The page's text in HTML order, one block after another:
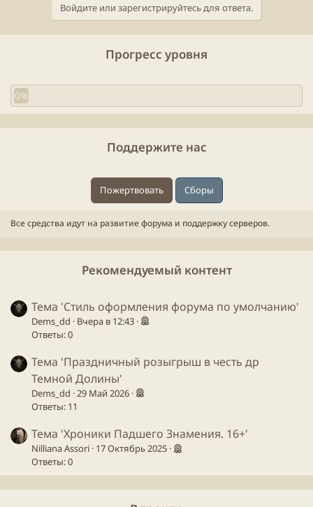
Войдите или зарегистрируйтесь для ответа.
Прогресс уровня
0%
Поддержите нас
Пожертвовать Сборы
Все средства идут на развитие форума и поддержку серверов.
Рекомендуемый контент
Тема 'Стиль оформления форума по умолчанию'
Dems_dd
Вчера в 12:43
Ответы: 0
Тема 'Праздничный розыгрыш в честь др
Темной Долины'
Dems_dd 29 Май 2026
Ответы: 11
Тема 'Хроники Падшего Знамения. 16+'
Nilliana Assori 17 Октябрь 2025
Ответы: 0